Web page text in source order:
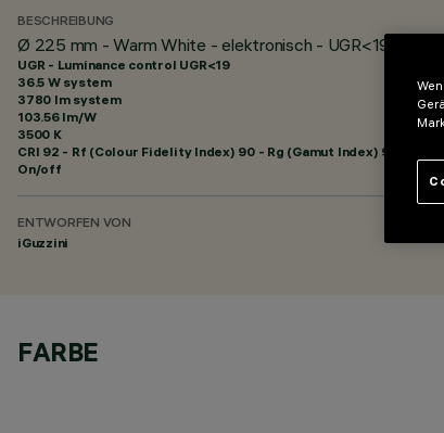
BESCHREIBUNG
Ø 225 mm - Warm White - elektronisch - UGR<19
UGR - Luminance control UGR<19
36.5 W system
3780 lm system
103.56 lm/W
3500 K
CRI 92 - Rf (Colour Fidelity Index) 90 - Rg (Gamut Index) 98
On/off
ENTWORFEN VON
iGuzzini
FARBE